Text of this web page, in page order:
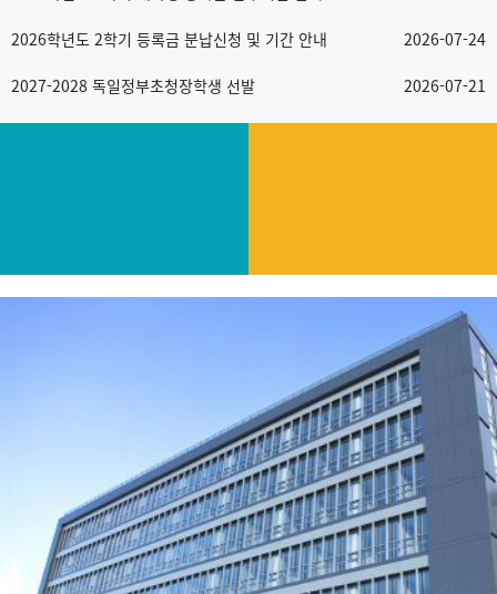
2026학년도 2학기 등록금 분납신청 및 기간 안내 2026-07-24
2027-2028 독일정부초청장학생 선발 2026-07-21